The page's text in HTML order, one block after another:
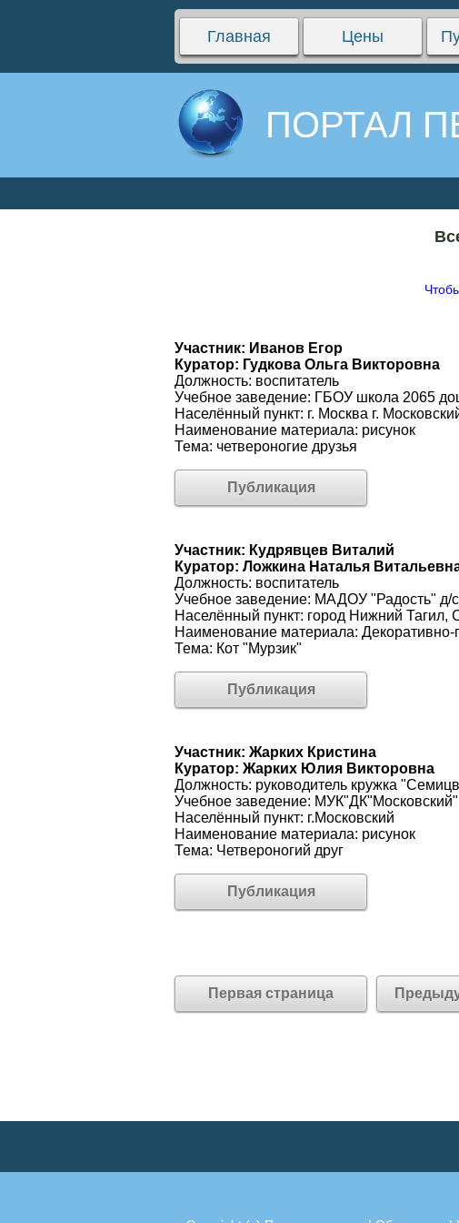
Главная Цены
ПОРТАЛ
Участник: Иванов Егор
Куратор: Гудкова Ольга Викторовна
Должность: воспитатель
Учебное заведение: ГБОУ школа 2065
Населённый пункт: г. Москва г.
Наименование материала: рисунок
Тема: четвероногие друзья
Публикация
Участник: Кудрявцев Виталий
Куратор: Ложкина Наталья
Должность: воспитатель
Учебное заведение: МАДОУ "Радость"
Населённый пункт: город Нижний Тагил,
Наименование материала: Декоративно-
Тема: Кот "Мурзик"
Публикация
Участник: Жарких Кристина
Куратор: Жарких Юлия Викторовна
Должность: руководитель кружка
Учебное заведение: МУК"ДК"Московский"
Населённый пункт: г.Московский
Наименование материала: рисунок
Тема: Четвероногий друг
Публикация
Первая страница